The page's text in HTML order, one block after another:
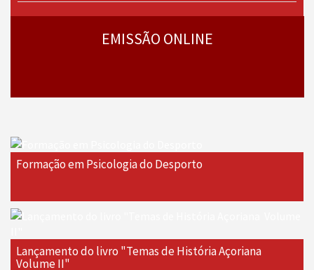
EMISSÃO ONLINE
Formação em Psicologia do Desporto
Lançamento do livro "Temas de História Açoriana 
Volume II"